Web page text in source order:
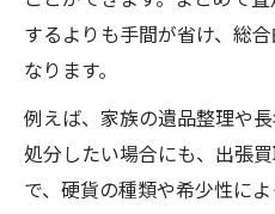
するよりも手間が省け、総
なります。
例えば、家族の遺品整理や
処分したい場合にも、出張
で、硬貨の種類や希少性に